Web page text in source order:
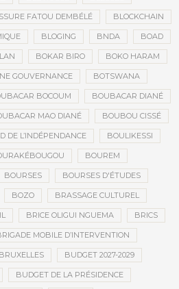
FATOU DEMBÉLÉ BLOCKCHAIN
BLOGING BNDA BOAD
BOKAR BIRO BOKO HARAM
GOUVERNANCE BOTSWANA
BOCOUM BOUBACAR DIANÉ
MAO DIANÉ BOUBOU CISSÉ
DE L’INDÉPENDANCE BOULIKESSI
BOUREM
BOURSES BOURSES D'ÉTUDES
BOZO BRASSAGE CULTUREL
BRICE OLIGUI NGUEMA BRICS
MOBILE D’INTERVENTION
BRUXELLES BUDGET 2027-2029
BUDGET DE LA PRÉSIDENCE